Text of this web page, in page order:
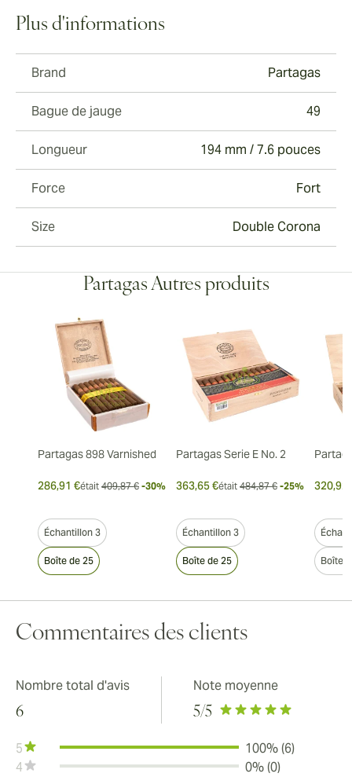
Plus d'informations
Brand Partagas
Bague de jauge 49
Longueur 194 mm / 7.6 pouces
Force Fort
Size Double Corona
Partagas Autres produits
Partagas 898 Varnished
286,91 €était 409,87 € -30%
Échantillon 3
Boîte de 25
Partagas Serie E No. 2
363,65 €était 484,87 € -25%
Échantillon 3
Boîte de 25
320,92
Boîte
Commentaires des clients
Nombre total d'avis
6
Note moyenne
5/5
5
100% (6)
4
0% (0)